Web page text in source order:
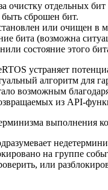
очистку отдельных бит
сброшен бит.
или очищен в
бита (возможна
состояние этого
устраняет
алгоритм для
возможным
из API-
выполнения
на группе
или